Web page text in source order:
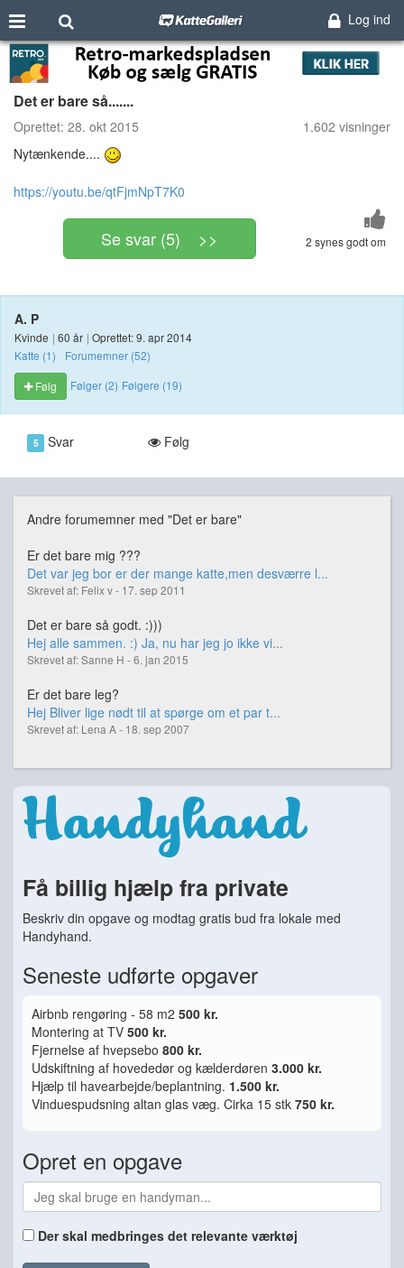
Log ind
Det er bare så.......
Oprettet: 28. okt 2015
1.602 visninger
Nytænkende....
https://youtu.be/qtFjmNpT7K0
2 synes godt om
Se svar (5) >>
A. P
Kvinde | 60 år | Oprettet: 9. apr 2014
Katte (1)
Forumemner (52)
Følg
Følger (2) Følgere (19)
5 Svar Følg
Andre forumemner med "Det er bare"
Er det bare mig ???
Det var jeg bor er der mange katte,men desværre l...
Skrevet af: Felix v - 17. sep 2011
Det er bare så godt. :)))
Hej alle sammen. :) Ja, nu har jeg jo ikke vi...
Skrevet af: Sanne H - 6. jan 2015
Er det bare leg?
Hej Bliver lige nødt til at spørge om et par t...
Skrevet af: Lena A - 18. sep 2007
Få billig hjælp fra private
Beskriv din opgave og modtag gratis bud fra lokale med
Handyhand.
Seneste udførte opgaver
Airbnb rengøring - 58 m2 500 kr.
Montering at TV 500 kr.
Fjernelse af hvepsebo 800 kr.
Udskiftning af hovededør og kælderdøren 3.000 kr.
Hjælp til havearbejde/beplantning. 1.500 kr.
Vinduespudsning altan glas væg. Cirka 15 stk 750 kr.
Opret en opgave
Der skal medbringes det relevante værktøj